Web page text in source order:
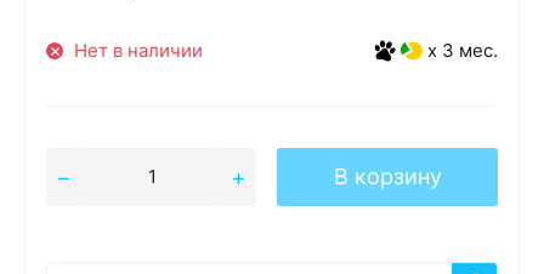
Нет в наличии x 3 мес.
В корзину